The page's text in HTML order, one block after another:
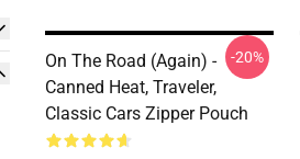
On The Road (again) -
Canned Heat, Traveler,
Classic Cars Zipper Pouch
-20%